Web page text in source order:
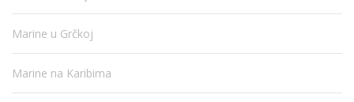
Marine u Grčkoj
Marine na Karibima